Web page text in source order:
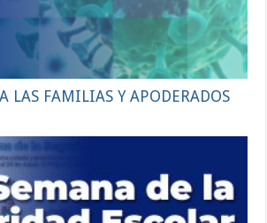
LAS FAMILIAS Y APODERADOS